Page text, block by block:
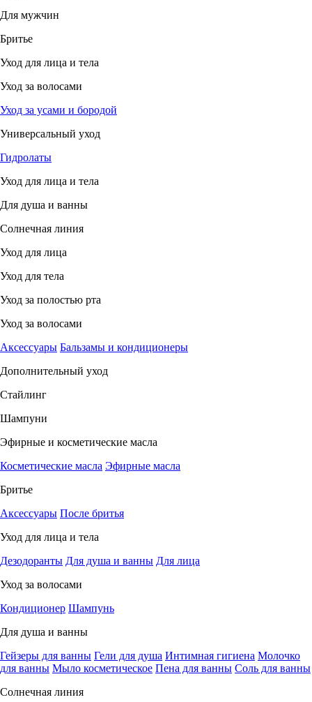
Для мужчин
Бритье
Уход для лица и тела
Уход за волосами
Уход за усами и бородой
Универсальный уход
Гидролаты
Уход для лица и тела
Для душа и ванны
Солнечная линия
Уход для лица
Уход для тела
Уход за полостью рта
Уход за волосами
Аксессуары Бальзамы и кондиционеры
Дополнительный уход
Стайлинг
Шампуни
Эфирные и косметические масла
Косметические масла Эфирные масла
Бритье
Аксессуары После бритья
Уход для лица и тела
Дезодоранты Для душа и ванны Для лица
Уход за волосами
Кондиционер Шампунь
Для душа и ванны
Гейзеры для ванны Гели для душа Интимная гигиена Молочко
для ванны Мыло косметическое Пена для ванны Соль для ванны
Солнечная линия